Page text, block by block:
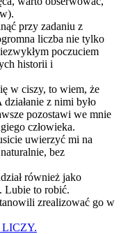
przy zadaniu z
liczba nie tylko
poczuciem
historii i
w ciszy, to wiem, że
z nimi było
pozostawi we mnie
człowieka.
uwierzyć mi na
bez
również jako
Lubie to robić.
zrealizować go w